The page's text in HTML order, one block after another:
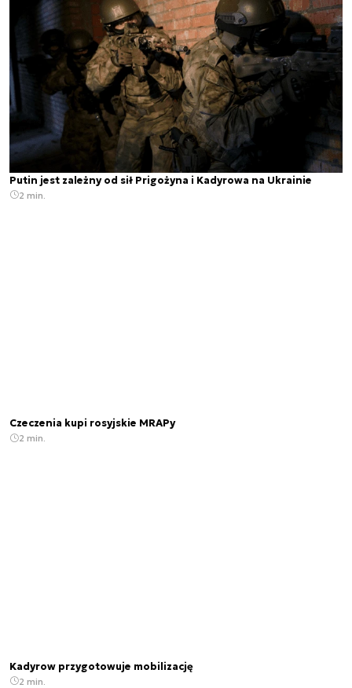
Putin jest zależny od sił Prigożyna i Kadyrowa na Ukrainie
2 min.
Czeczenia kupi rosyjskie MRAPy
2 min.
Kadyrow przygotowuje mobilizację
2 min.